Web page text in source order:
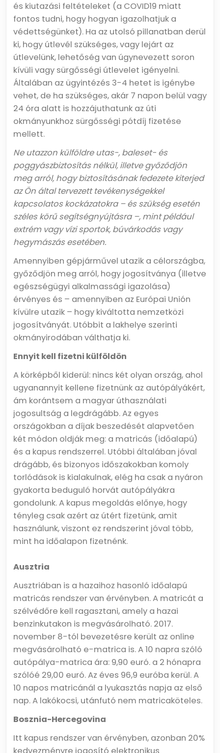
és kiutazási feltételeket (a COVID19 miatt
fontos tudni, hogy hogyan igazolhatjuk a
védettségünket). Ha az utolsó pillanatban derül
ki, hogy útlevél szükséges, vagy lejárt az
útlevelünk, lehetőség van úgynevezett soron
kívüli vagy sürgősségi útlevelet igényelni.
Általában az ügyintézés 3-4 hetet is igénybe
vehet, de ha szükséges, akár 7 napon belül vagy
24 óra alatt is hozzájuthatunk az úti
okmányunkhoz sürgősségi pótdíj fizetése
mellett.
Ne utazzon külföldre utas-, baleset- és
poggyászbiztosítás nélkül, illetve győződjön
meg arról, hogy biztosításának fedezete kiterjed
az Ön által tervezett tevékenységekkel
kapcsolatos kockázatokra – és szükség esetén
széles körű segítségnyújtásra –, mint például
extrém vagy vízi sportok, búvárkodás vagy
hegymászás esetében.
Amennyiben gépjárművel utazik a célországba,
győződjön meg arról, hogy jogosítványa (illetve
egészségügyi alkalmassági igazolása)
érvényes és – amennyiben az Európai Unión
kívülre utazik – hogy kiváltotta nemzetközi
jogosítványát. Utóbbit a lakhelye szerinti
okmányirodában válthatja ki.
Ennyit kell fizetni külföldön
A körképből kiderül: nincs két olyan ország, ahol
ugyanannyit kellene fizetnünk az autópályákért,
ám korántsem a magyar úthasználati
jogosultság a legdrágább. Az egyes
országokban a díjak beszedését alapvetően
két módon oldják meg: a matricás (időalapú)
és a kapus rendszerrel. Utóbbi általában jóval
drágább, és bizonyos időszakokban komoly
torlódások is kialakulnak, elég ha csak a nyáron
gyakorta beduguló horvát autópályákra
gondolunk. A kapus megoldás előnye, hogy
tényleg csak azért az útért fizetünk, amit
használunk, viszont ez rendszerint jóval több,
mint ha időalapon fizetnénk.
Ausztria
Ausztriában is a hazaihoz hasonló időalapú
matricás rendszer van érvényben. A matricát a
szélvédőre kell ragasztani, amely a hazai
benzinkutakon is megvásárolható. 2017.
november 8-tól bevezetésre került az online
megvásárolható e-matrica is. A 10 napra szóló
autópálya-matrica ára: 9,90 euró. a 2 hónapra
szólóé 29,00 euró. Az éves 96,9 euróba kerül. A
10 napos matricánál a lyukasztás napja az első
nap. A lakókocsi, utánfutó nem matricaköteles.
Bosznia-Hercegovina
Itt kapus rendszer van érvényben, azonban 20%